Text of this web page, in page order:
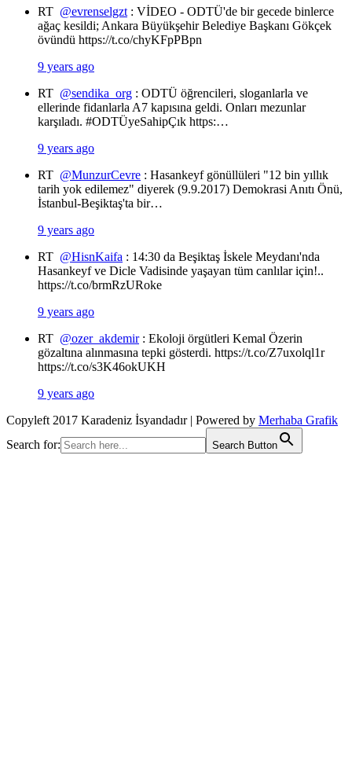
RT @evrenselgzt : VİDEO - ODTÜ'de bir gecede binlerce
ağaç kesildi; Ankara Büyükşehir Belediye Başkanı Gökçek
övündü https://t.co/chyKFpPBpn
9 years ago
RT @sendika_org : ODTÜ öğrencileri, sloganlarla ve
ellerinde fidanlarla A7 kapısına geldi. Onları mezunlar
karşıladı. #ODTÜyeSahipÇık https:…
9 years ago
RT @MunzurCevre : Hasankeyf gönüllüleri "12 bin yıllık
tarih yok edilemez" diyerek (9.9.2017) Demokrasi Anıtı Önü,
İstanbul-Beşiktaş'ta bir…
9 years ago
RT @HisnKaifa : 14:30 da Beşiktaş İskele Meydanı'nda
Hasankeyf ve Dicle Vadisinde yaşayan tüm canlılar için!..
https://t.co/brmRzURoke
9 years ago
RT @ozer_akdemir: Ekoloji örgütleri Kemal Özerin
gözaltına alınmasına tepki gösterdi. https://t.co/Z7uxolql1r
https://t.co/s3K46okUKH
9 years ago
Copyleft 2017 Karadeniz İsyandadır | Powered by Merhaba Grafik
Search for:
Search Button